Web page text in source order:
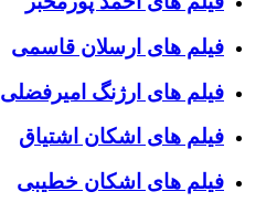
فیلم های ارسلان قاسمی
فیلم های ارژنگ امیرفضلی
فیلم های اشکان اشتیاق
فیلم های اشکان خطیبی